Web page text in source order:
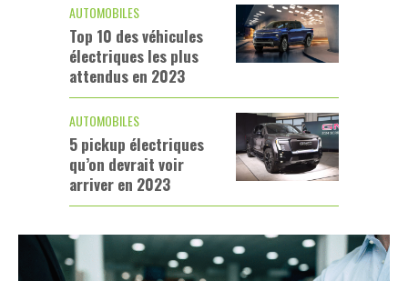
AUTOMOBILES
Top 10 des véhicules
électriques les plus
attendus en 2023
AUTOMOBILES
5 pickup électriques
qu’on devrait voir
arriver en 2023